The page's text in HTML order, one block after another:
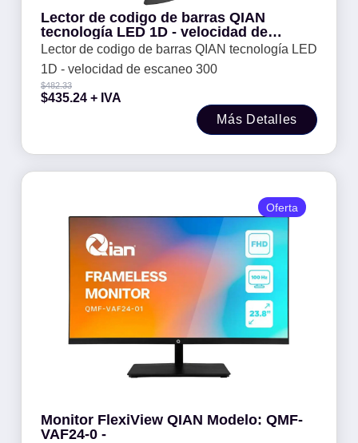
Lector de codigo de barras QIAN
tecnología LED 1D - velocidad de
escaneo 300
Lector de codigo de barras QIAN tecnología LED
1D - velocidad de escaneo 300
$482.33
$435.24 + IVA
Más Detalles
Monitor FlexiView QIAN Modelo: QMF-
VAF24-0 -
Oferta